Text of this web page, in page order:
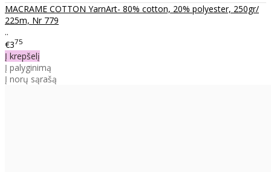
MACRAME COTTON YarnArt- 80% cotton, 20% polyester, 250gr/
225m, Nr 779
..
€375
Į krepšelį
Į palyginimą
Į norų sąrašą